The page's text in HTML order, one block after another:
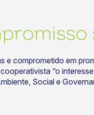
comprometido em
“o
Social e